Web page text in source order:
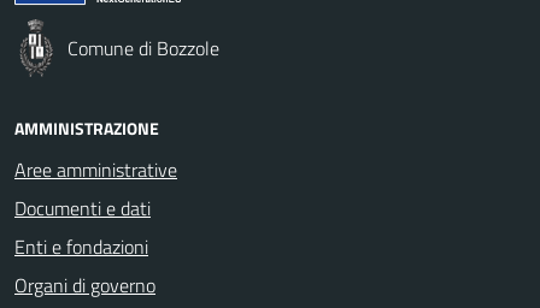
Comune di Bozzole
AMMINISTRAZIONE
Aree amministrative
Documenti e dati
Enti e fondazioni
Organi di governo